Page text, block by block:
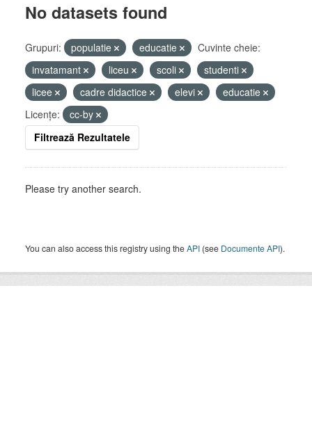
No datasets found
Grupuri: populatie educatie
Cuvinte cheie:
invatamant
liceu scoli
studenti
licee
cadre didactice elevi
educatie
Licenţe:
cc-by
Filtrează Rezultatele
Please try another search.
You can also access this registry using theAPI (see Documente API).